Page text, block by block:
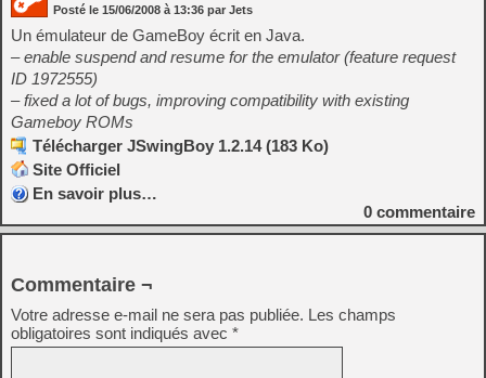
Posté le 15/06/2008 à 13:36 par Jets
Un émulateur de GameBoy écrit en Java.
– enable suspend and resume for the emulator (feature request
ID 1972555)
– fixed a lot of bugs, improving compatibility with existing
Gameboy ROMs
Télécharger JSwingBoy 1.2.14 (183 Ko)
Site Officiel
En savoir plus…
0 commentaire
Commentaire ¬
Votre adresse e-mail ne sera pas publiée. Les champs
obligatoires sont indiqués avec *